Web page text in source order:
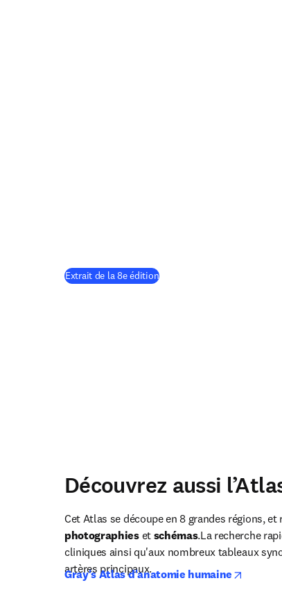
Extrait de la 8e édition(
Découvrez aussi
Cet Atlas se découpe en 8 grandes régions, et
photographies et schémas.La recherche
cliniques ainsi qu'aux nombreux tableaux
artères principaux.
Gray's Atlas d'anatomie humaine